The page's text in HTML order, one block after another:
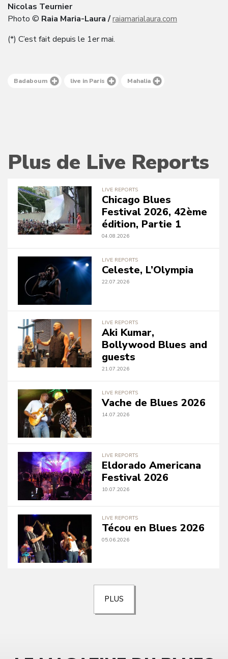
Nicolas Teurnier
Photo © Raia Maria-Laura /raiamarialaura.com
(*) C’est fait depuis le 1er mai.
Badaboum live in Paris Mahalia
Plus de Live Reports
LIVE REPORTS
Chicago Blues
Festival 2026, 42ème
édition, Partie 1
04.08.2026
LIVE REPORTS
Celeste, L’Olympia
22.07.2026
LIVE REPORTS
Aki Kumar,
Bollywood Blues and
guests
21.07.2026
LIVE REPORTS
Vache de Blues 2026
14.07.2026
LIVE REPORTS
Eldorado Americana
Festival 2026
10.07.2026
LIVE REPORTS
Técou en Blues 2026
05.06.2026
PLUS